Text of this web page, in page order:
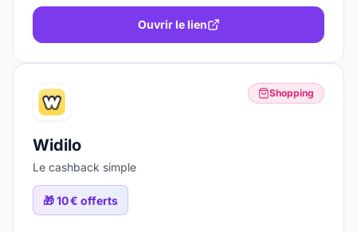
Ouvrir le lien
Shopping
Widilo
Le cashback simple
🎁10 € offerts